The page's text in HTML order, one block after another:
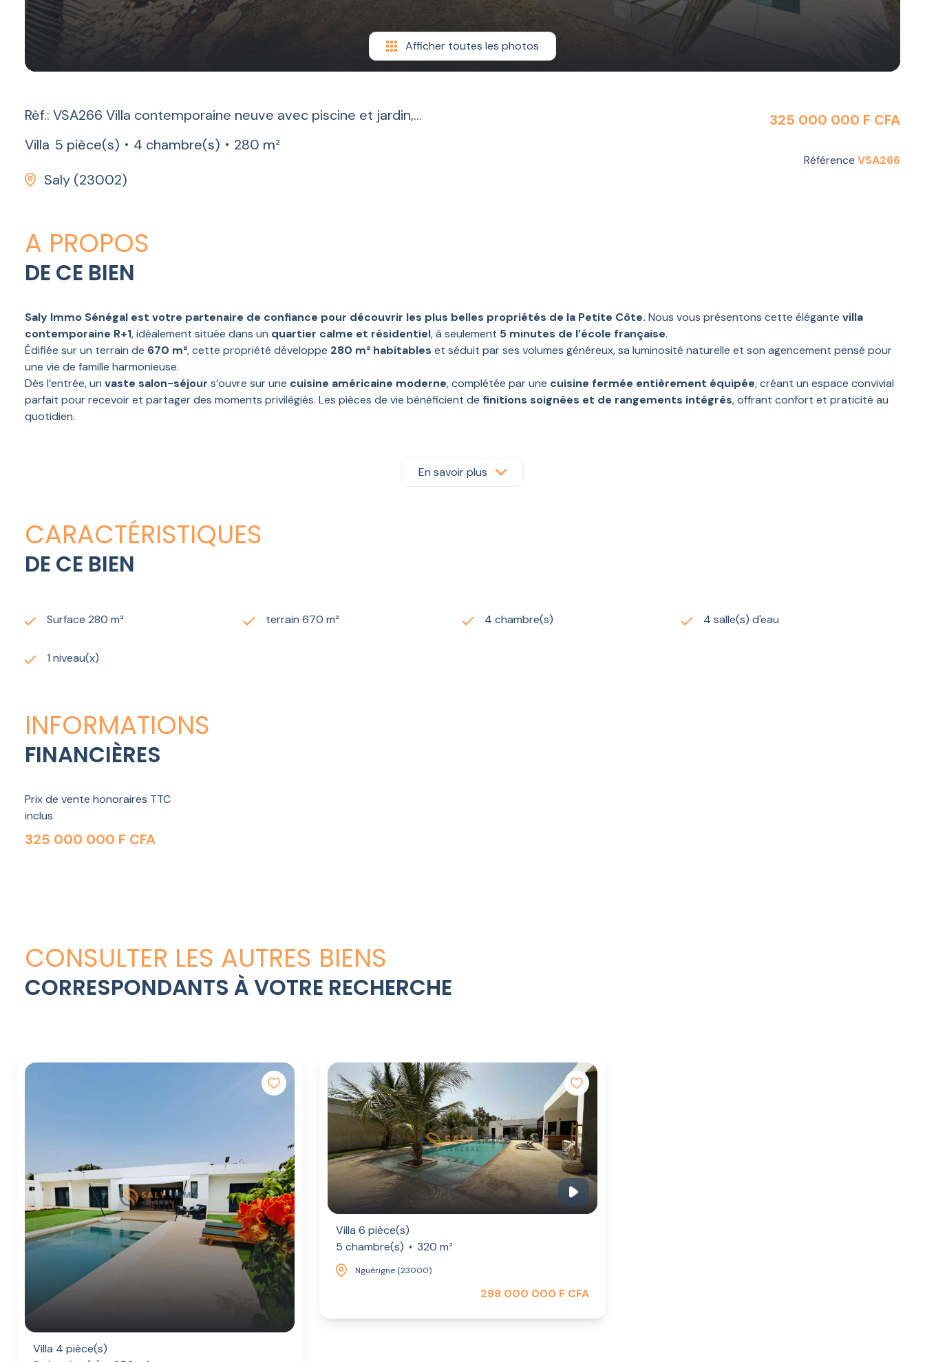
Afficher toutes les photos
Rèf.: VSA266 Villa contemporaine neuve avec piscine et jardin,...
Villa 5 pièce(s) 4 chambre(s)
280 m²
Saly (23002)
325 000 000 F CFA
Référence VSA266
A PROPOS
DE CE BIEN
Saly Immo Sénégal est votre partenaire de confiance pour découvrir les plus belles propriétés de la Petite Côte. Nous vous présentons cette élégante villa
contemporaine R+1, idéalement située dans un quartier calme et résidentiel, à seulement 5 minutes de l’école française.
Édifiée sur un terrain de 670 m², cette propriété développe 280 m² habitables et séduit par ses volumes généreux, sa luminosité naturelle et son agencement pensé pour
une vie de famille harmonieuse.
Dès l’entrée, un vaste salon-séjour s’ouvre sur une cuisine américaine moderne, complétée par une cuisine fermée entièrement équipée, créant un espace convivial
parfait pour recevoir et partager des moments privilégiés. Les pièces de vie bénéficient de finitions soignées et de rangements intégrés, offrant confort et praticité au
quotidien.
double garage , ainsi que la présence d’un
En savoir plus
CARACTÉRISTIQUES
DE CE BIEN
Surface 280 m² terrain 670 m² 4 chambre(s) 4 salle(s) d'eau
1 niveau(x)
INFORMATIONS
FINANCIÈRES
Prix de vente honoraires TTC
inclus
325 000 000 F CFA
CONSULTER LES AUTRES BIENS
CORRESPONDANTS À VOTRE RECHERCHE
Villa 4 pièce(s)
Villa 6 pièce(s)
5 chambre(s)
320 m²
Nguérigne (23000)
299 000 000 F CFA